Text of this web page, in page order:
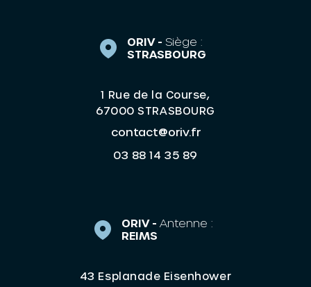
ORIV - Siège :
STRASBOURG
1 Rue de la Course,
67000 STRASBOURG
contact@oriv.fr
03 88 14 35 89
ORIV - Antenne :
REIMS
43 Esplanade Eisenhower